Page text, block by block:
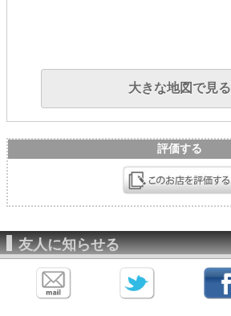
大きな地図で見る
評価する
友人に知らせる